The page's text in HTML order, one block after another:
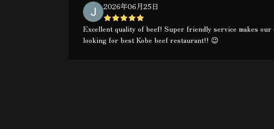
2026年06月25日
Excellent quality of beef! Super friendly service makes our
looking for best Kobe beef restaurant!! 😉